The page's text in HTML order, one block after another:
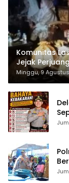
Komunitas
Jejak
Takalar:
yang Tak
Minggu, 9
Air